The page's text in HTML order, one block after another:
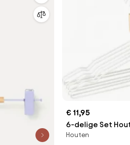
€ 11,95
6-delige Set
Säly Wit - Sklum
Houten